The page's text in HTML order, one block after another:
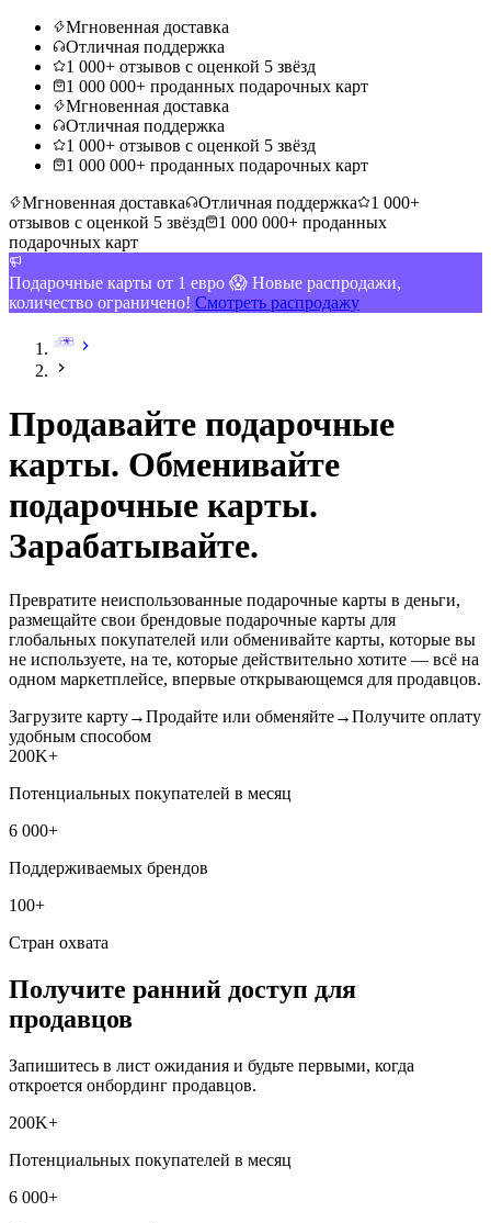
Мгновенная доставка
Отличная поддержка
1 000+ отзывов с оценкой 5 звёзд
1 000 000+ проданных подарочных карт
Мгновенная доставка
Отличная поддержка
1 000+ отзывов с оценкой 5 звёзд
1 000 000+ проданных подарочных карт
Мгновенная доставка
Отличная поддержка
1 000+
отзывов с оценкой 5 звёзд
1 000 000+ проданных
подарочных карт
Подарочные карты от 1 евро 😱 Новые распродажи,
количество ограничено! Смотреть распродажу
Продавайте подарочные
карты. Обменивайте
подарочные карты.
Зарабатывайте.
Превратите неиспользованные подарочные карты в деньги,
размещайте свои брендовые подарочные карты для
глобальных покупателей или обменивайте карты, которые вы
не используете, на те, которые действительно хотите — всё на
одном маркетплейсе, впервые открывающемся для продавцов.
Загрузите карту→Продайте или обменяйте→Получите оплату
удобным способом
200K+
Потенциальных покупателей в месяц
6 000+
Поддерживаемых брендов
100+
Стран охвата
Получите ранний доступ для
продавцов
Запишитесь в лист ожидания и будьте первыми, когда
откроется онбординг продавцов.
200K+
Потенциальных покупателей в месяц
6 000+